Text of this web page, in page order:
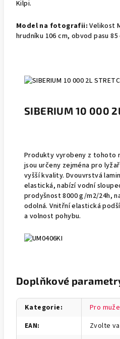
Kilpi.
Model na fotografii: Velikost
hrudníku 106 cm, obvod pasu
SIBERIUM 10 000
Produkty vyrobeny z tohoto
jsou určeny zejména pro
vyšší kvality. Dvouvrstvá
elastická, nabízí vodní
prodyšnost 8000 g/m2/24h,
odolná. Vnitřní elastická
a volnost pohybu.
Doplňkové
Kategorie:
Pro muže
EAN: Zvolte